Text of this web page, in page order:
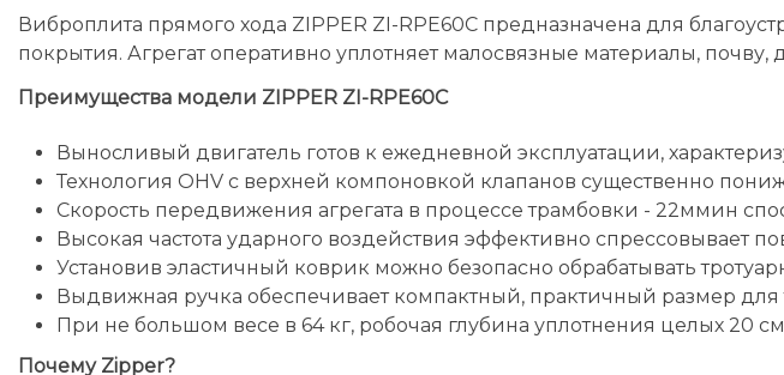
Виброплита прямого хода ZIPPER ZI-RPE60C предназначена для
покрытия. Агрегат оперативно уплотняет малосвязные материалы, почву,
Преимущества модели ZIPPER ZI-RPE60C
Выносливый двигатель готов к ежедневной эксплуатации,
Технология OHV с верхней компоновкой клапанов существенно
Скорость передвижения агрегата в процессе трамбовки - 22ммин
Высокая частота ударного воздействия эффективно спрессовывает
Установив эластичный коврик можно безопасно обрабатывать
Выдвижная ручка обеспечивает компактный, практичный размер
При не большом весе в 64 кг, робочая глубина уплотнения целых 20
Почему Zipper?